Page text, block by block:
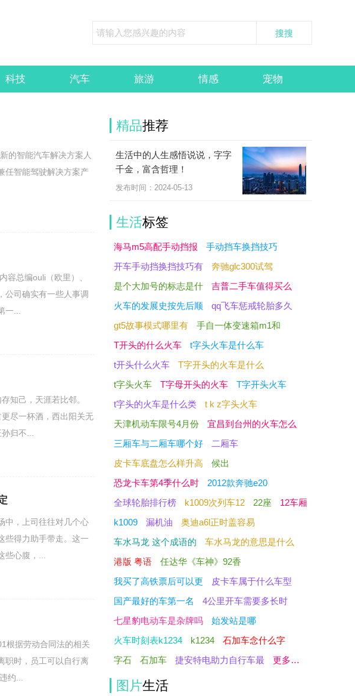
科技 汽车 旅游 情感 宠物
的智能汽车解决方案人
任智能驾驶解决方案产
容总编ouli（欧里）、
公司确实有一些人事调
...
知己，天涯若比邻。
尽一杯酒，西出阳关无
归不...
中，上司往往对几个心
些得力助手带走。这一
心腹，...
根据劳动合同法的相关
职时，员工可以自行离
约...
精品推荐
生活中的人生感悟说说，字字
千金，富含哲理！
发布时间：2024-05-13
生活标签
海马m5高配手动挡报
手动挡车换挡技巧
开车手动挡换挡技巧有
奔驰glc300试驾
是个大加号的标志是什
吉普二手车值得买么
火车的发展史按先后顺
qq飞车惩戒轮胎多久
gt5故事模式哪里有
手自一体变速箱m1和
T开头的什么火车
t字头火车是什么车
t开头什么火车
T字开头的火车是什么
t字头火车
T字母开头的火车
T字开头火车
t字头的火车是什么类
t k z字头火车
天津机动车限号4月份
宜昌到台州的火车怎么
三厢车与二厢车哪个好
二厢车
皮卡车底盘怎么样升高
候出
恐龙卡车第4季什么时
2012款奔驰e20
全球轮胎排行榜
k1009次列车12 22座
12车厢
k1009
漏机油
奥迪a6l正时盖容易
车水马龙 这个成语的
车水马龙的意思是什么
港版 粤语
任达华《车神》92香
我买了高铁票后可以更
皮卡车属于什么车型
国产最好的车第一名
4公里开车需要多长时
七星豹电动车是杂牌吗
始发站是哪
火车时刻表k1234
k1234
石加车念什么字
字石
石加车 捷安特电助力自行车最 更多…
图片生活